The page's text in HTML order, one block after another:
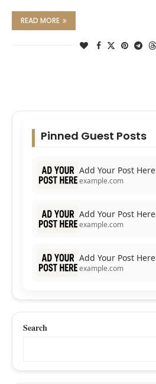
READ MORE
Pinned Guest Posts
Add Your Post Here
example.com
Add Your Post Here
example.com
Add Your Post Here
example.com
Search